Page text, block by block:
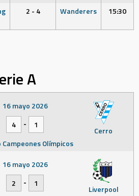
2 - 4 Wanderers 15:30
A
Cerro
16 mayo 2026
4
-
1
Campeones Olímpicos
Liverpool
16 mayo 2026
2
-
1